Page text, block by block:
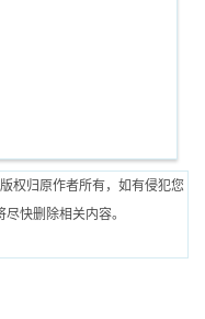
权归原作者所有，如有侵犯您
快删除相关内容。